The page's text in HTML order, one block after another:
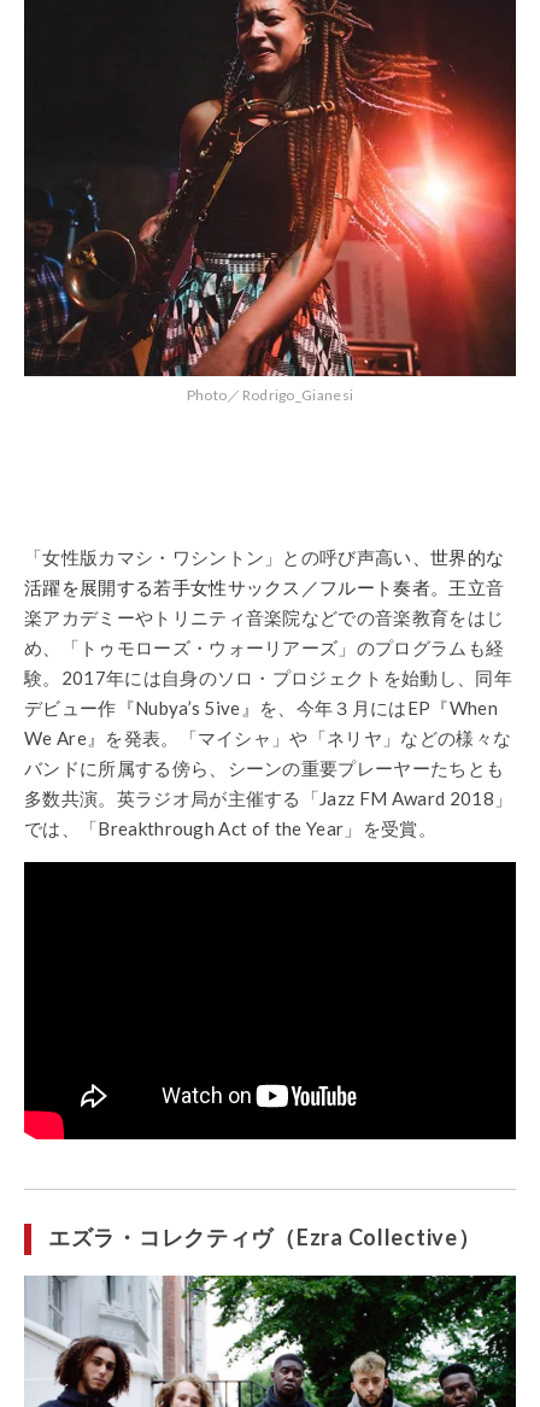
Photo／Rodrigo_Gianesi
「女性版カマシ・ワシントン」との呼び声高い、世界的な
活躍を展開する若手女性サックス／フルート奏者。王立音
楽アカデミーやトリニティ音楽院などでの音楽教育をはじ
め、「トゥモローズ・ウォーリアーズ」のプログラムも経
験。2017年には自身のソロ・プロジェクトを始動し、同年
デビュー作『Nubya’s 5ive』を、今年３月にはEP『When
We Are』を発表。「マイシャ」や「ネリヤ」などの様々な
バンドに所属する傍ら、シーンの重要プレーヤーたちとも
多数共演。英ラジオ局が主催する「Jazz FM Award 2018」
では、「Breakthrough Act of the Year」を受賞。
エズラ・コレクティヴ（Ezra Collective）